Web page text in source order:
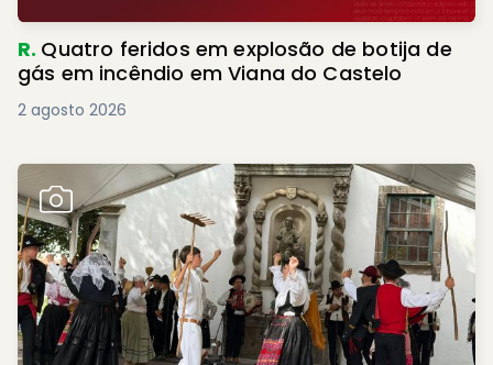
R. Quatro feridos em explosão de botija de
gás em incêndio em Viana do Castelo
2 agosto 2026